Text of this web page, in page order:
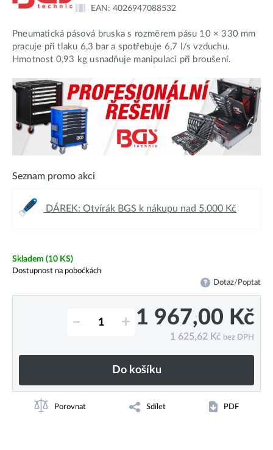
EAN: 4026947088532
Pneumatická pásová bruska s rozměrem pásu 10 × 330 mm
pracuje při tlaku 6,3 bar a spotřebuje 6,7 l/s vzduchu.
Hmotnost 0,93 kg usnadňuje manipulaci při broušení.
Seznam promo akci
DÁREK: Otvírák BGS k nákupu nad 5.000 Kč
Skladem (10 KS)
Dostupnost na pobočkách
Dotaz/Poptat
– + 1 967,00 Kč
1 625,62 Kč bez DPH
Do košíku
Porovnat Sdílet PDF